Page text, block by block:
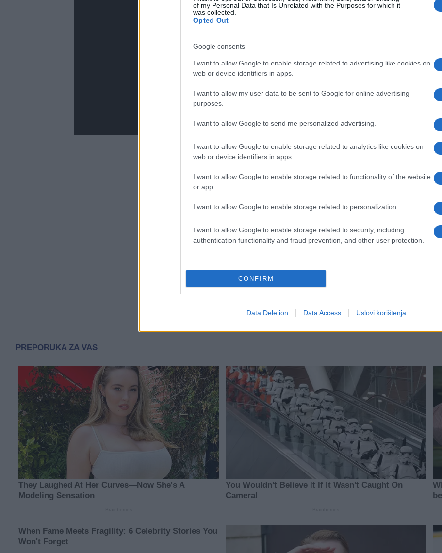
of my Personal Data that Is Unrelated with the Purposes for which it
was collected.
Opted Out
Google consents
I want to allow Google to enable storage related to advertising like cookies on
web or device identifiers in apps.
I want to allow my user data to be sent to Google for online advertising
purposes.
I want to allow Google to send me personalized advertising.
I want to allow Google to enable storage related to analytics like cookies on
web or device identifiers in apps.
I want to allow Google to enable storage related to functionality of the website
or app.
I want to allow Google to enable storage related to personalization.
I want to allow Google to enable storage related to security, including
authentication functionality and fraud prevention, and other user protection.
CONFIRM
Data Deletion Data Access Uslovi korištenja